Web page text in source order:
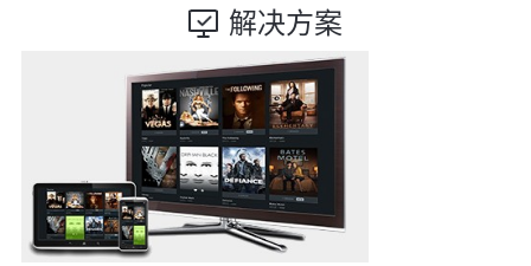
解决方案